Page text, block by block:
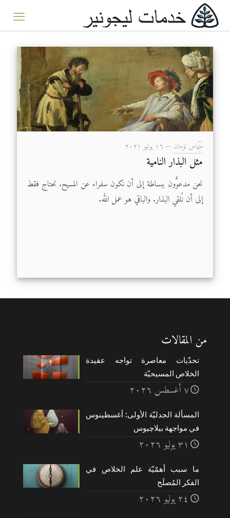
مَتِّياس لومان — ۱٦ يوليو ۲۰۲۱
مثل البذار النامية
نحن مدعوُّون ببساطة إلى أن نكون سفراء عن المسيح. نحتاج فقط
إلى أن نُلقي البذار. والباقي هو عمل الله.
من المقالات
تحدّيات معاصرة تواجه عقيدة
الخلاص المسيحيّة
۷ أغسطس ۲۰۲٦
المسألة الجدليّة الأولى: أغسطينوس
في مواجهة بيلاچيوس
۳۱ يوليو ۲۰۲٦
ما سبب أهمّيّة علم الخلاص في
الفكر المُصلَح
۲٤ يوليو ۲۰۲٦